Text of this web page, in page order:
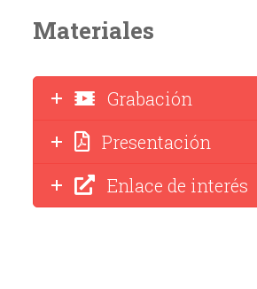
Materiales
Grabación
Presentación
Enlace de interés